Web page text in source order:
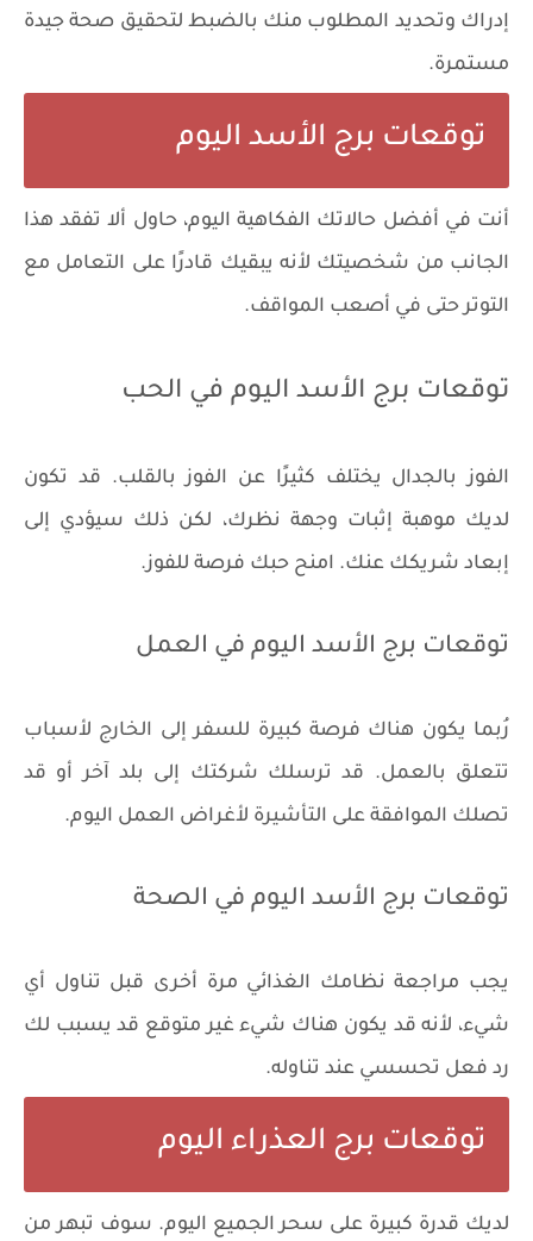
إدراك وتحديد المطلوب منك بالضبط لتحقيق صحة جيدة
مستمرة.
توقعات برج الأسد اليوم
أنت في أفضل حالاتك الفكاهية اليوم، حاول ألا تفقد هذا
الجانب من شخصيتك لأنه يبقيك قادرًا على التعامل مع
التوتر حتى في أصعب المواقف.
توقعات برج الأسد اليوم في الحب
الفوز بالجدال يختلف كثيرًا عن الفوز بالقلب. قد تكون
لديك موهبة إثبات وجهة نظرك، لكن ذلك سيؤدي إلى
إبعاد شريكك عنك. امنح حبك فرصة للفوز.
توقعات برج الأسد اليوم في العمل
رُبما يكون هناك فرصة كبيرة للسفر إلى الخارج لأسباب
تتعلق بالعمل. قد ترسلك شركتك إلى بلد آخر أو قد
تصلك الموافقة على التأشيرة لأغراض العمل اليوم.
توقعات برج الأسد اليوم في الصحة
يجب مراجعة نظامك الغذائي مرة أخرى قبل تناول أي
شيء، لأنه قد يكون هناك شيء غير متوقع قد يسبب لك
رد فعل تحسسي عند تناوله.
توقعات برج العذراء اليوم
لديك قدرة كبيرة على سحر الجميع اليوم. سوف تبهر من